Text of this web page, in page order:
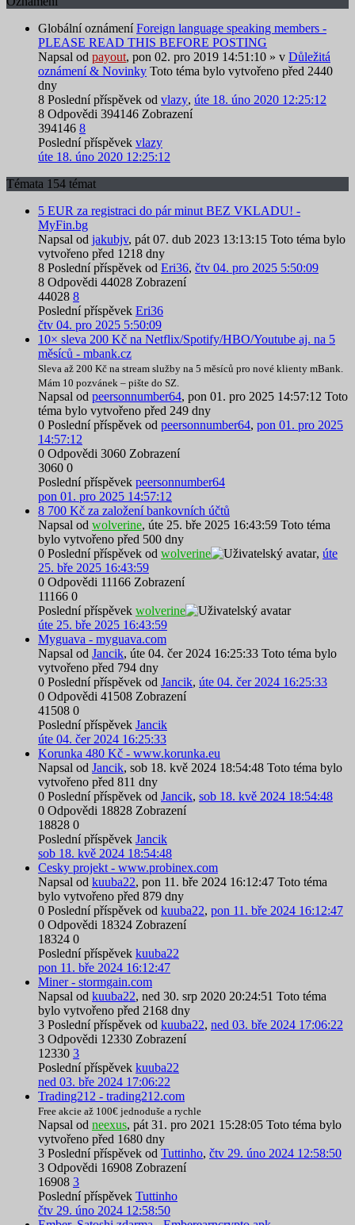
Globální oznámení Foreign language speaking members -
PLEASE READ THIS BEFORE POSTING
Napsal od payout, pon 02. pro 2019 14:51:10 » v Důležitá
oznámení & Novinky Toto téma bylo vytvořeno před 2440
dny
8 Poslední příspěvek od vlazy, úte 18. úno 2020 12:25:12
8 Odpovědi 394146 Zobrazení
394146 8
Poslední příspěvek vlazy
úte 18. úno 2020 12:25:12
Témata 154 témat
5 EUR za registraci do pár minut BEZ VKLADU! -
MyFin.bg
Napsal od jakubjv, pát 07. dub 2023 13:13:15 Toto téma bylo
vytvořeno před 1218 dny
8 Poslední příspěvek od Eri36, čtv 04. pro 2025 5:50:09
8 Odpovědi 44028 Zobrazení
44028 8
Poslední příspěvek Eri36
čtv 04. pro 2025 5:50:09
10× sleva 200 Kč na Netflix/Spotify/HBO/Youtube aj. na 5
měsíců - mbank.cz
Sleva až 200 Kč na stream služby na 5 měsíců pro nové klienty mBank.
Mám 10 pozvánek – pište do SZ.
Napsal od peersonnumber64, pon 01. pro 2025 14:57:12 Toto
téma bylo vytvořeno před 249 dny
0 Poslední příspěvek od peersonnumber64, pon 01. pro 2025
14:57:12
0 Odpovědi 3060 Zobrazení
3060 0
Poslední příspěvek peersonnumber64
pon 01. pro 2025 14:57:12
8 700 Kč za založení bankovních účtů
Napsal od wolverine, úte 25. bře 2025 16:43:59 Toto téma
bylo vytvořeno před 500 dny
0 Poslední příspěvek od wolverine , úte
25. bře 2025 16:43:59
0 Odpovědi 11166 Zobrazení
11166 0
Poslední příspěvek wolverine
úte 25. bře 2025 16:43:59
Myguava - myguava.com
Napsal od Jancik, úte 04. čer 2024 16:25:33 Toto téma bylo
vytvořeno před 794 dny
0 Poslední příspěvek od Jancik, úte 04. čer 2024 16:25:33
0 Odpovědi 41508 Zobrazení
41508 0
Poslední příspěvek Jancik
úte 04. čer 2024 16:25:33
Korunka 480 Kč - www.korunka.eu
Napsal od Jancik, sob 18. kvě 2024 18:54:48 Toto téma bylo
vytvořeno před 811 dny
0 Poslední příspěvek od Jancik, sob 18. kvě 2024 18:54:48
0 Odpovědi 18828 Zobrazení
18828 0
Poslední příspěvek Jancik
sob 18. kvě 2024 18:54:48
Cesky projekt - www.probinex.com
Napsal od kuuba22, pon 11. bře 2024 16:12:47 Toto téma
bylo vytvořeno před 879 dny
0 Poslední příspěvek od kuuba22, pon 11. bře 2024 16:12:47
0 Odpovědi 18324 Zobrazení
18324 0
Poslední příspěvek kuuba22
pon 11. bře 2024 16:12:47
Miner - stormgain.com
Napsal od kuuba22, ned 30. srp 2020 20:24:51 Toto téma
bylo vytvořeno před 2168 dny
3 Poslední příspěvek od kuuba22, ned 03. bře 2024 17:06:22
3 Odpovědi 12330 Zobrazení
12330 3
Poslední příspěvek kuuba22
ned 03. bře 2024 17:06:22
Trading212 - trading212.com
Free akcie až 100€ jednoduše a rychle
Napsal od neexus, pát 31. pro 2021 15:28:05 Toto téma bylo
vytvořeno před 1680 dny
3 Poslední příspěvek od Tuttinho, čtv 29. úno 2024 12:58:50
3 Odpovědi 16908 Zobrazení
16908 3
Poslední příspěvek Tuttinho
čtv 29. úno 2024 12:58:50